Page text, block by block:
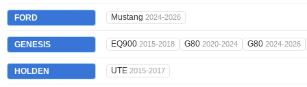
FORD Mustang 2024-2026
GENESIS EQ900 2015-2018 G80 2020-2024 G80 2024-2026
HOLDEN UTE 2015-2017